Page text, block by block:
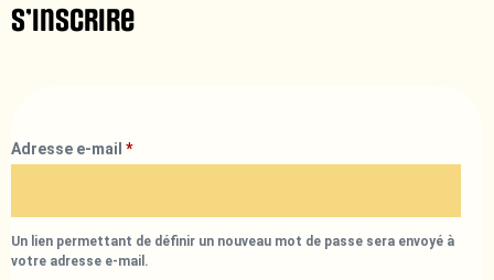
S’inscrire
Adresse e-mail *
Un lien permettant de définir un nouveau mot de passe sera envoyé à
votre adresse e-mail.